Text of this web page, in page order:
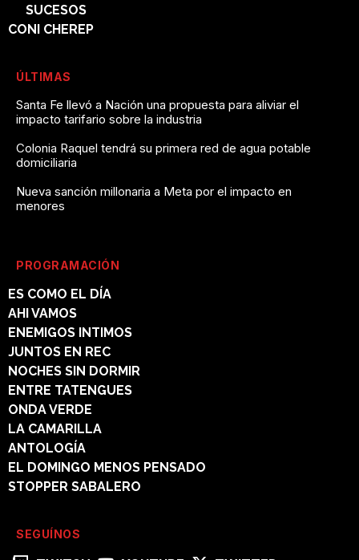
SUCESOS
CONI CHEREP
ÚLTIMAS
Santa Fe llevó a Nación una propuesta para aliviar el
impacto tarifario sobre la industria
Colonia Raquel tendrá su primera red de agua potable
domiciliaria
Nueva sanción millonaria a Meta por el impacto en
menores
PROGRAMACIÓN
ES COMO EL DÍA
AHI VAMOS
ENEMIGOS INTIMOS
JUNTOS EN REC
NOCHES SIN DORMIR
ENTRE TATENGUES
ONDA VERDE
LA CAMARILLA
ANTOLOGÍA
EL DOMINGO MENOS PENSADO
STOPPER SABALERO
SEGUÍNOS